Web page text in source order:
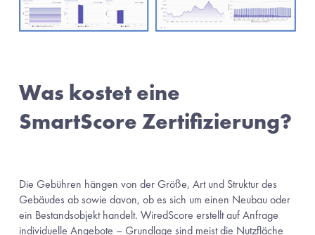
Was kostet eine
SmartScore Zertifizierung?
Die Gebühren hängen von der Größe, Art und Struktur des
Gebäudes ab sowie davon, ob es sich um einen Neubau oder
ein Bestandsobjekt handelt. WiredScore erstellt auf Anfrage
individuelle Angebote – Grundlage sind meist die Nutzfläche